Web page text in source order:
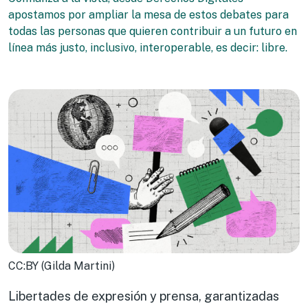
apostamos por ampliar la mesa de estos debates para
todas las personas que quieren contribuir a un futuro en
línea más justo, inclusivo, interoperable, es decir: libre.
CC:BY (Gilda Martini)
Libertades de expresión y prensa, garantizadas